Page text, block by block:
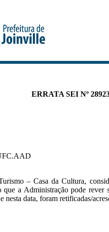
ERRATA SEI Nº
– Casa da Cultura,
a Administração pode
data, foram retificadas/